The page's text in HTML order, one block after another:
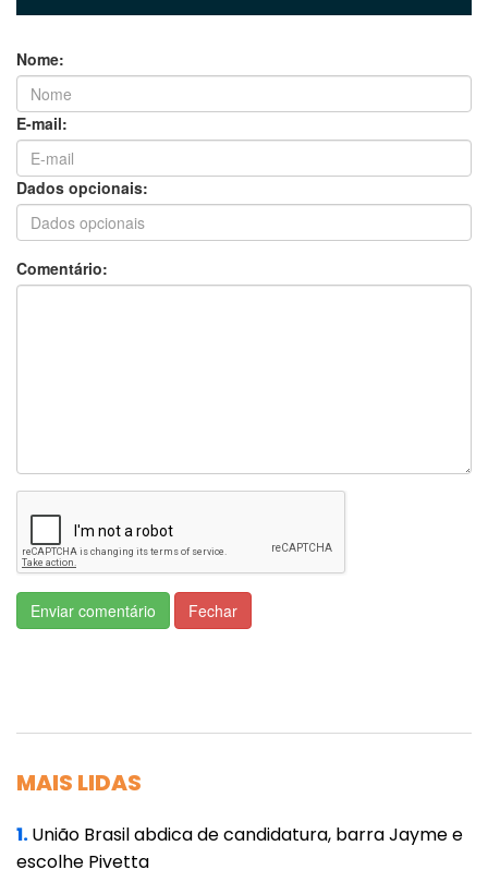
lista corresponde a um aumento de 67,2% no
número absoluto de casos em relação ao
ano anterior, colocando a cidade entre as dez
com as taxas mais altas do Brasil.
Mato Grosso aparecem na lista.
mil habitantes.
O estudo ressalta a questão da
subnotificação como um fator relevante para
a análise dos dados. Pesquisadores
responsáveis pelo anuário indicam que o
pelas polícias, pois muitos crimes não
registrados anualmente pode, em parte, ser
interpretado como um aumento na
Nome:
E-mail:
Dados opcionais:
Comentário:
Enviar comentário Fechar
MAIS LIDAS
1.União Brasil abdica de candidatura, barra Jayme e
escolhe Pivetta